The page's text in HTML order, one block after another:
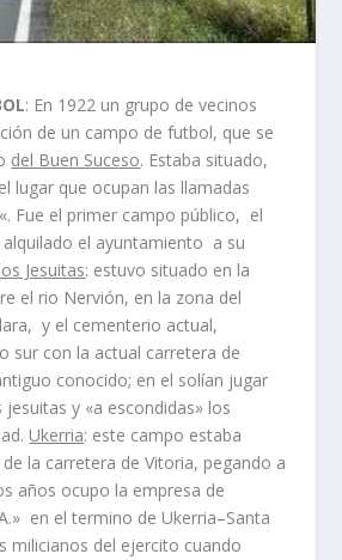
: En 1922 un grupo de vecinos
de un campo de futbol, que se
del Buen Suceso. Estaba situado,
lugar que ocupan las llamadas
Fue el primer campo público, el
el ayuntamiento a su
Jesuitas: estuvo situado en la
el rio Nervión, en la zona del
y el cementerio actual,
sur con la actual carretera de
conocido; en el solí­an jugar
y «a escondidas» los
Ukerria: este campo estaba
la carretera de Vitoria, pegando a
años ocupo la empresa de
en el termino de Ukerria–Santa
milicianos del ejercito cuando